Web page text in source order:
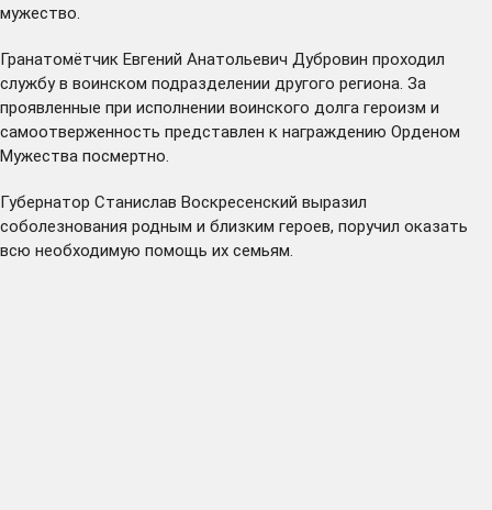
мужество.
Гранатомётчик Евгений Анатольевич Дубровин проходил
службу в воинском подразделении другого региона. За
проявленные при исполнении воинского долга героизм и
самоотверженность представлен к награждению Орденом
Мужества посмертно.
Губернатор Станислав Воскресенский выразил
соболезнования родным и близким героев, поручил оказать
всю необходимую помощь их семьям.